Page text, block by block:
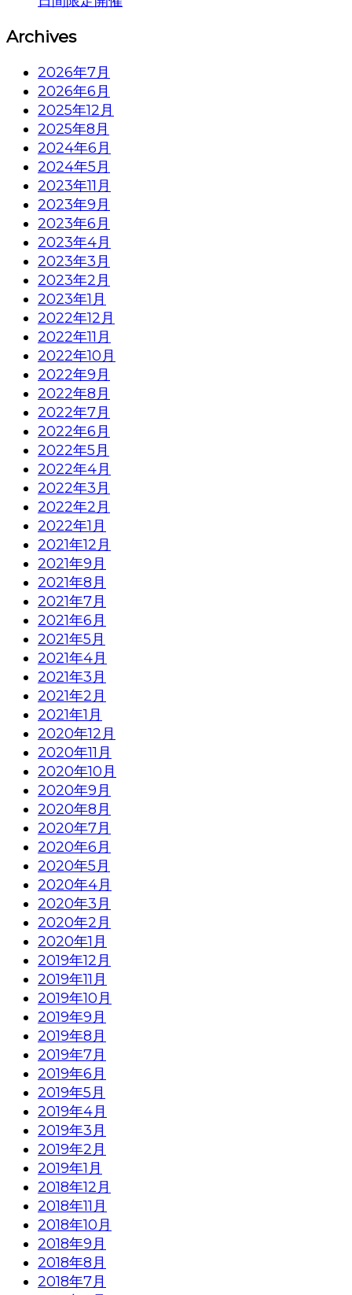
Archives
2026年7月
2026年6月
2025年12月
2025年8月
2024年6月
2024年5月
2023年11月
2023年9月
2023年6月
2023年4月
2023年3月
2023年2月
2023年1月
2022年12月
2022年11月
2022年10月
2022年9月
2022年8月
2022年7月
2022年6月
2022年5月
2022年4月
2022年3月
2022年2月
2022年1月
2021年12月
2021年9月
2021年8月
2021年7月
2021年6月
2021年5月
2021年4月
2021年3月
2021年2月
2021年1月
2020年12月
2020年11月
2020年10月
2020年9月
2020年8月
2020年7月
2020年6月
2020年5月
2020年4月
2020年3月
2020年2月
2020年1月
2019年12月
2019年11月
2019年10月
2019年9月
2019年8月
2019年7月
2019年6月
2019年5月
2019年4月
2019年3月
2019年2月
2019年1月
2018年12月
2018年11月
2018年10月
2018年9月
2018年8月
2018年7月